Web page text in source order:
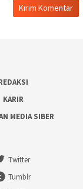
KARIR
MEDIA SIBER
Twitter
Tumblr